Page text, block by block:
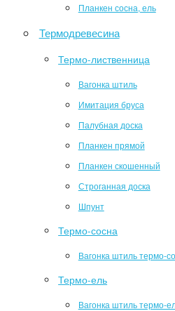
Планкен сосна, ель
Термодревесина
Термо-лиственница
Вагонка штиль
Имитация бруса
Палубная доска
Планкен прямой
Планкен скошенный
Строганная доска
Шпунт
Термо-сосна
Вагонка штиль термо-
Термо-ель
Вагонка штиль термо-